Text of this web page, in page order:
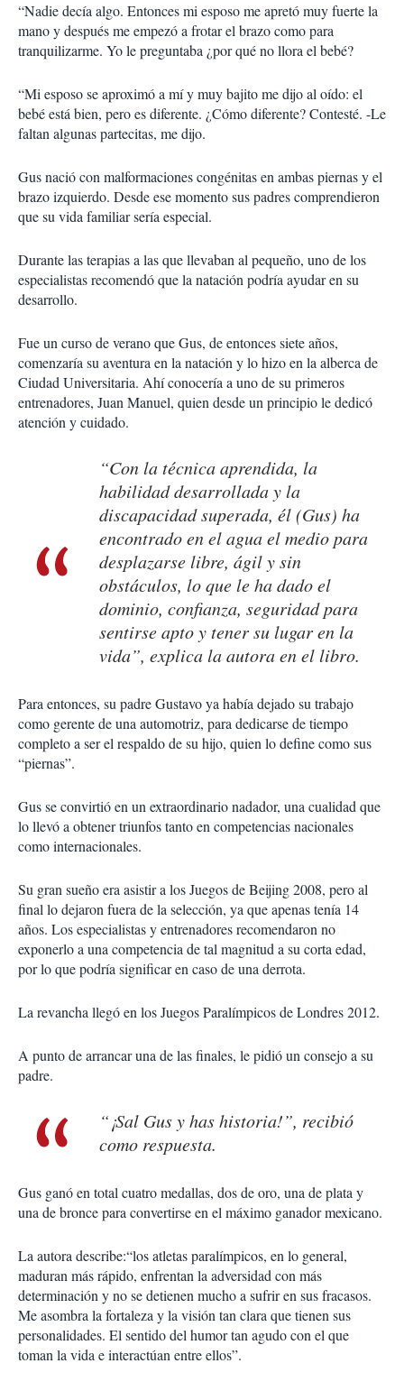
“Nadie decía algo. Entonces mi esposo me apretó muy fuerte la
mano y después me empezó a frotar el brazo como para
tranquilizarme. Yo le preguntaba ¿por qué no llora el bebé?
“Mi esposo se aproximó a mí y muy bajito me dijo al oído: el
bebé está bien, pero es diferente. ¿Cómo diferente? Contesté. -Le
faltan algunas partecitas, me dijo.
Gus nació con malformaciones congénitas en ambas piernas y el
brazo izquierdo. Desde ese momento sus padres comprendieron
que su vida familiar sería especial.
Durante las terapias a las que llevaban al pequeño, uno de los
especialistas recomendó que la natación podría ayudar en su
desarrollo.
Fue un curso de verano que Gus, de entonces siete años,
comenzaría su aventura en la natación y lo hizo en la alberca de
Ciudad Universitaria. Ahí conocería a uno de su primeros
entrenadores, Juan Manuel, quien desde un principio le dedicó
atención y cuidado.
“Con la técnica aprendida, la
habilidad desarrollada y la
discapacidad superada, él (Gus) ha
encontrado en el agua el medio para
desplazarse libre, ágil y sin
obstáculos, lo que le ha dado el
dominio, confianza, seguridad para
sentirse apto y tener su lugar en la
vida”, explica la autora en el libro.
Para entonces, su padre Gustavo ya había dejado su trabajo
como gerente de una automotriz, para dedicarse de tiempo
completo a ser el respaldo de su hijo, quien lo define como sus
“piernas”.
Gus se convirtió en un extraordinario nadador, una cualidad que
lo llevó a obtener triunfos tanto en competencias nacionales
como internacionales.
Su gran sueño era asistir a los Juegos de Beijing 2008, pero al
final lo dejaron fuera de la selección, ya que apenas tenía 14
años. Los especialistas y entrenadores recomendaron no
exponerlo a una competencia de tal magnitud a su corta edad,
por lo que podría significar en caso de una derrota.
La revancha llegó en los Juegos Paralímpicos de Londres 2012.
A punto de arrancar una de las finales, le pidió un consejo a su
padre.
“¡Sal Gus y has historia!”, recibió
como respuesta.
Gus ganó en total cuatro medallas, dos de oro, una de plata y
una de bronce para convertirse en el máximo ganador mexicano.
La autora describe:“los atletas paralímpicos, en lo general,
maduran más rápido, enfrentan la adversidad con más
determinación y no se detienen mucho a sufrir en sus fracasos.
Me asombra la fortaleza y la visión tan clara que tienen sus
personalidades. El sentido del humor tan agudo con el que
toman la vida e interactúan entre ellos”.